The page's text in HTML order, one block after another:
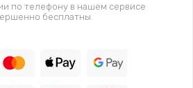
Заказать
529 руб.
по телефону в нашем сервисе
бесплатны